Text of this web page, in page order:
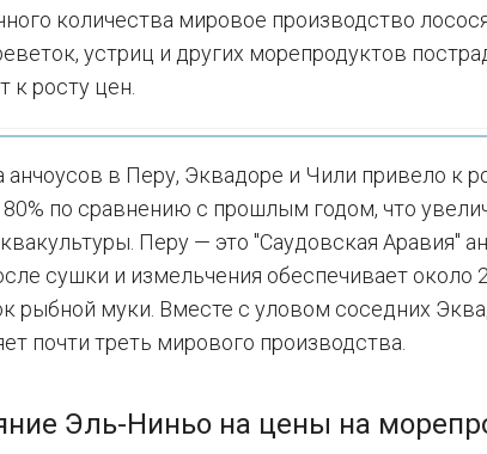
количества мировое производство
устриц и других морепродуктов
к росту цен.
в Перу, Эквадоре и Чили привело к
по сравнению с прошлым годом, что
Перу — это "Саудовская Аравия"
сушки и измельчения обеспечивает около
рыбной муки. Вместе с уловом соседних
почти треть мирового производства.
Эль-Ниньо на цены на